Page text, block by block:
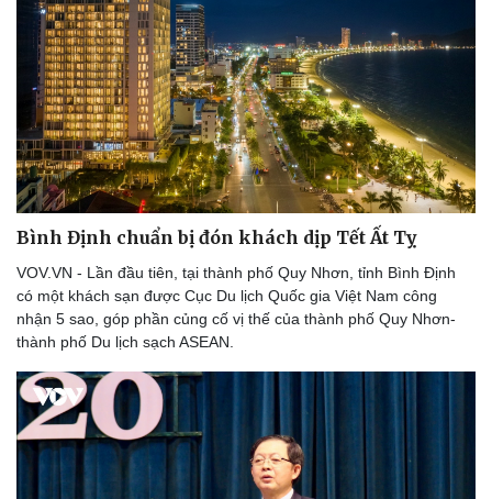
Văn hóa
Sân khấu - Điện ảnh
Văn học
Âm nhạc
Di sản
Giải trí
Nghệ sĩ
Thời trang
Sao Việt
Bình Định chuẩn bị đón khách dịp Tết Ất Tỵ
VOV.VN - Lần đầu tiên, tại thành phố Quy Nhơn, tỉnh Bình Định
có một khách sạn được Cục Du lịch Quốc gia Việt Nam công
nhận 5 sao, góp phần củng cố vị thế của thành phố Quy Nhơn-
thành phố Du lịch sạch ASEAN.